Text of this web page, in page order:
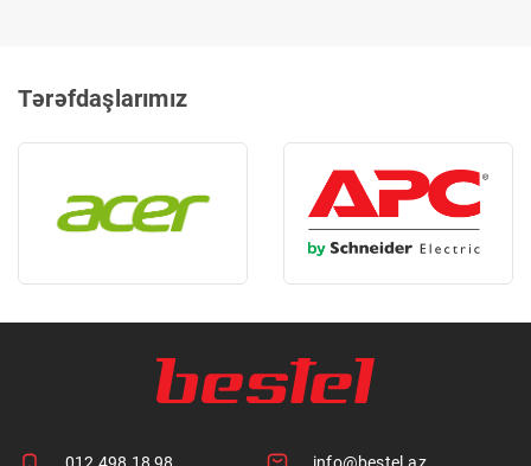
Tərəfdaşlarımız
012 498 18 98 info@bestel.az